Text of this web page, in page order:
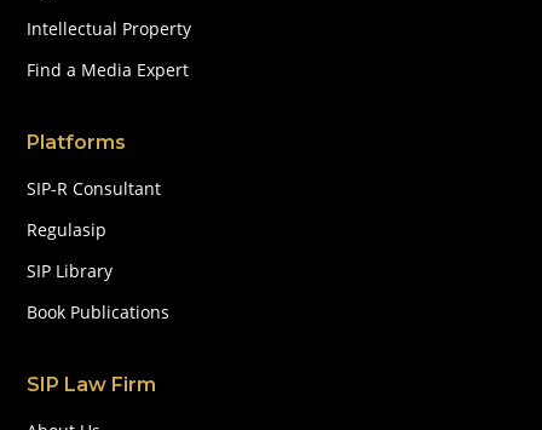
Intellectual Property
Find a Media Expert
Platforms
SIP-R Consultant
Regulasip
SIP Library
Book Publications
SIP Law Firm